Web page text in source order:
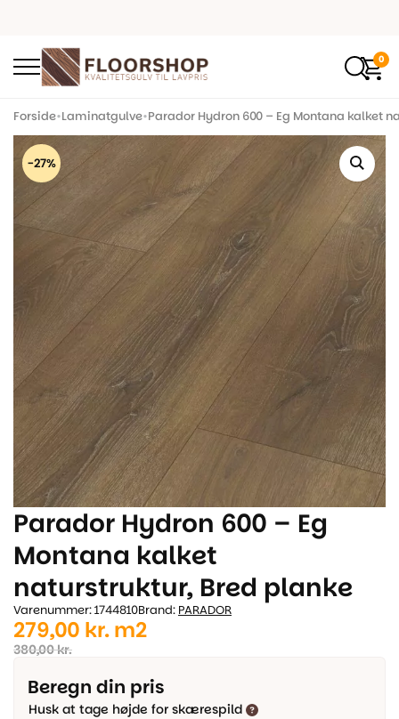
0
Forside•Laminatgulve•Parador Hydron 600 – Eg Montana kalket
-27%
Parador Hydron 600 – Eg
Montana kalket
naturstruktur, Bred planke
Varenummer: 1744810Brand: PARADOR
380,00kr.
Den
oprindelige
pris
var:
279,00 kr.
Den
aktuelle
pris
er:
m2
Beregn din pris
Husk at tage højde for skærespild